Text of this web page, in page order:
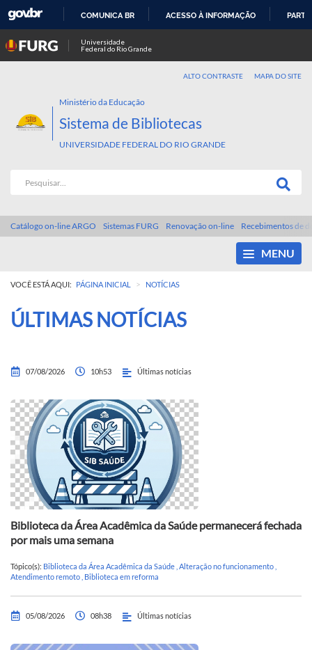
COMUNICA BR ACESSO À INFORMAÇÃO
Universidade
Federal do Rio Grande
ALTO CONTRASTE MAPA DO SITE
Ministério da Educação
Sistema de Bibliotecas
UNIVERSIDADE FEDERAL DO RIO GRANDE
Catálogo on-line ARGO Sistemas FURG Renovação on-line Recebimentos de
MENU
VOCÊ ESTÁ AQUI: PÁGINA INICIAL > NOTÍCIAS
ÚLTIMAS NOTÍCIAS
07/08/2026 10h53 Últimas notícias
Biblioteca da Área Acadêmica da Saúde permanecerá fechada
por mais uma semana
Tópico(s): Biblioteca da Área Acadêmica da Saúde Alteração no funcionamento
Atendimento remoto Biblioteca em reforma
05/08/2026 08h38 Últimas notícias